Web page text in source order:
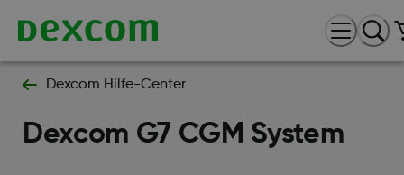
Dexcom Hilfe-Center
Dexcom G7 CGM System